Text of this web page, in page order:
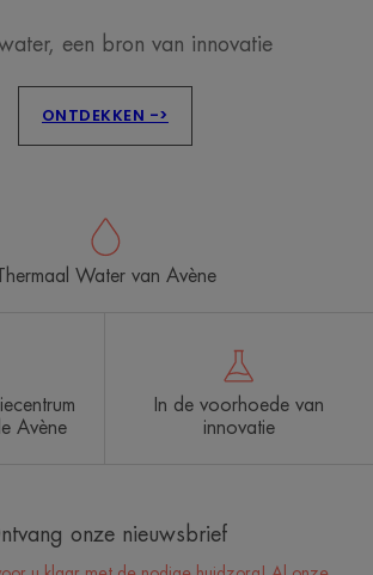
een bron van innovatie
ONTDEKKEN ->
Thermaal Water van Avène
Avène
In de voorhoede van
innovatie
onze nieuwsbrief